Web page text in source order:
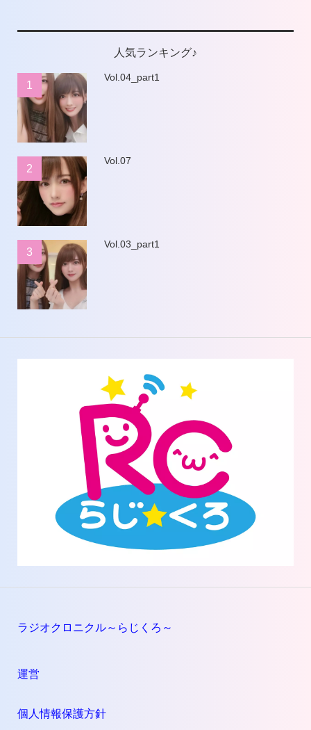
人気ランキング♪
1
Vol.04_part1
2
Vol.07
3
Vol.03_part1
ラジオクロニクル～らじくろ～
運営
個人情報保護方針